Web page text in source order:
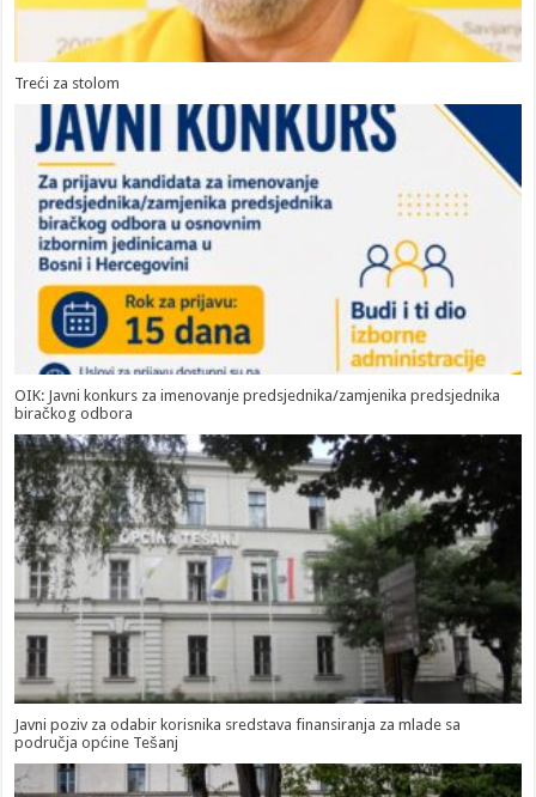
Treći za stolom
OIK: Javni konkurs za imenovanje predsjednika/zamjenika predsjednika
biračkog odbora
Javni poziv za odabir korisnika sredstava finansiranja za mlade sa
područja općine Tešanj